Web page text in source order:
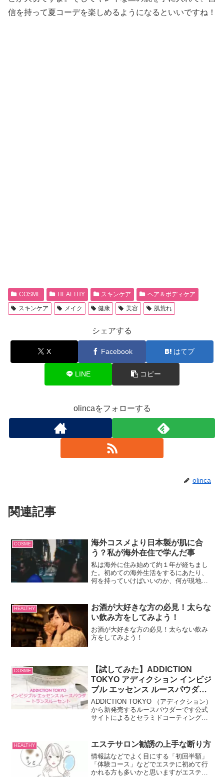
信を持って夏コーデを楽しめるようになるといいですね！
COSME HEALTHY スキンケア
ヘア＆ボディケア
スキンケア
メイク 健康 美容 肌荒れ
シェアする
X Facebook はてブ
LINE コピー
olincaをフォローする
olinca
関連記事
COSME
海外コスメより日本製が肌に合
う？私が海外在住で学んだ事
私は海外に住み始めて約１年が経ちまし
た。初めての海外生活をするにあたり、
何を持っていけばいいのか、何が現地調
を使用してみて感じたこと、日本製コス
メとの違いをお教えします...
HEALTHY
お酒が大好きな方の必見！太らな
い飲み方をしてみよう！
お酒が大好きな方の必見！太らない飲み
方をしてみよう！
COSME
【試してみた】ADDICTION
TOKYO アディクション インビジ
ブル エッセンス ルースパウダー
トランスルーセント
ADDICTION TOKYO （アディクション）
から新発売するルースパウダーです公式
サイトによるとセラミドコーティングパ
ルースパウダー史上最高のオイル含有量
でしっとり感が持続するそうです
HEALTHY エステサロン勧誘の上手な断り方
情報誌などでよく目にする「初回半額」
「体験コース」などでエステに初めて行
かれる方も多いかと思いますがエステで